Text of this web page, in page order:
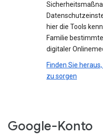
hier die Tools
Familie
digitaler
Finden Sie
zu sorgen
Google-Konto